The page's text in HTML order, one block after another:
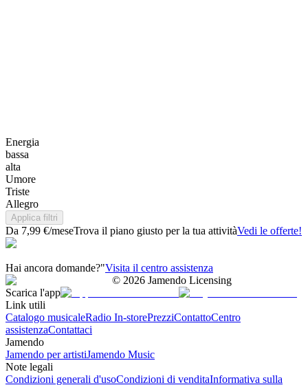
Energia
bassa
alta
Umore
Triste
Allegro
Applica filtri
Da 7,99 €/meseTrova il piano giusto per la tua attivitàVedi le offerte!
Hai ancora domande?"Visita il centro assistenza
© 2026 Jamendo Licensing
Scarica l'app
Link utili
Catalogo musicaleRadio In-storePrezziContattoCentro
assistenzaContattaci
Jamendo
Jamendo per artistiJamendo Music
Note legali
Condizioni generali d'usoCondizioni di venditaInformativa sulla